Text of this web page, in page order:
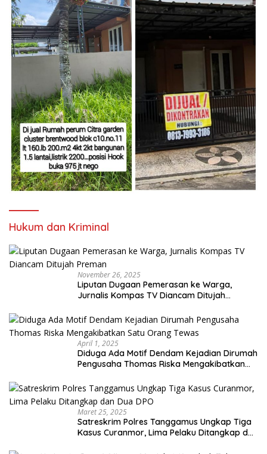
Hukum dan Kriminal
November 26, 2025
Liputan Dugaan Pemerasan ke Warga,
Jurnalis Kompas TV Diancam Ditujah
April 1, 2025
Diduga Ada Motif Dendam Kejadian Dirumah
Pengusaha Thomas Riska Mengakibatkan
Maret 25, 2025
Satreskrim Polres Tanggamus Ungkap Tiga
Kasus Curanmor, Lima Pelaku Ditangkap dan